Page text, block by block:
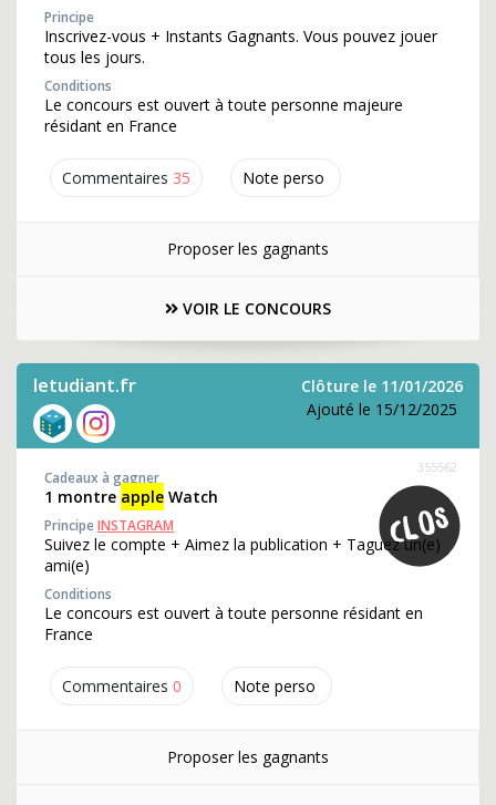
Commentaires 35 Note perso
Principe
Inscrivez-vous + Instants Gagnants. Vous pouvez jouer
tous les jours.
Conditions
Le concours est ouvert à toute personne majeure
résidant en France
Proposer les gagnants
VOIR LE CONCOURS
letudiant.fr
Clôture le 11/01/2026
Ajouté le 15/12/2025
Commentaires 0 Note perso
355562
Cadeaux à gagner
1 montre apple Watch
PrincipeINSTAGRAM
Suivez le compte + Aimez la publication + Taguez un(e)
ami(e)
Conditions
Le concours est ouvert à toute personne résidant en
France
Proposer les gagnants